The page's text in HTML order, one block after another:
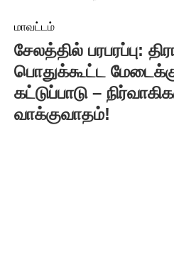
மாவட்டம்
சேலத்தில் பரபரப்பு:
பொதுக்கூட்ட
கட்டுப்பாடு –
வாக்குவாதம்!